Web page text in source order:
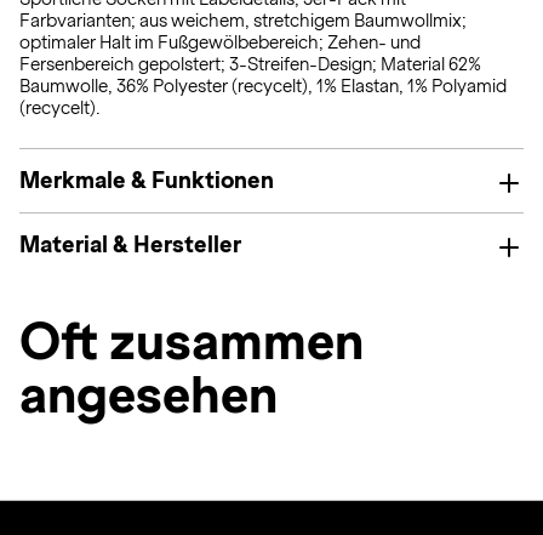
Farbvarianten; aus weichem, stretchigem Baumwollmix;
optimaler Halt im Fußgewölbebereich; Zehen- und
Fersenbereich gepolstert; 3-Streifen-Design; Material 62%
Baumwolle, 36% Polyester (recycelt), 1% Elastan, 1% Polyamid
(recycelt).
Merkmale & Funktionen
Material & Hersteller
Oft zusammen
angesehen